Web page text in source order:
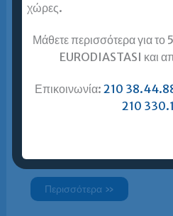
Ιταλικά για Ενήλικες
Περισσότερα »
χώρες.
Μάθετε περισσότερα για
EURODIASTASI και
Επικοινωνία: 210
210